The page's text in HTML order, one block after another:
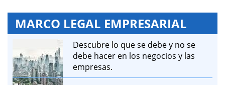
MARCO LEGAL EMPRESARIAL
Descubre lo que se debe y no se
debe hacer en los negocios y las
empresas.